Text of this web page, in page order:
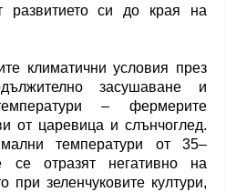
развитието си до края на
климатични условия през
засушаване и
– фермерите
от царевица и слънчоглед.
температури от 35–
отразят негативно на
зеленчуковите култури,